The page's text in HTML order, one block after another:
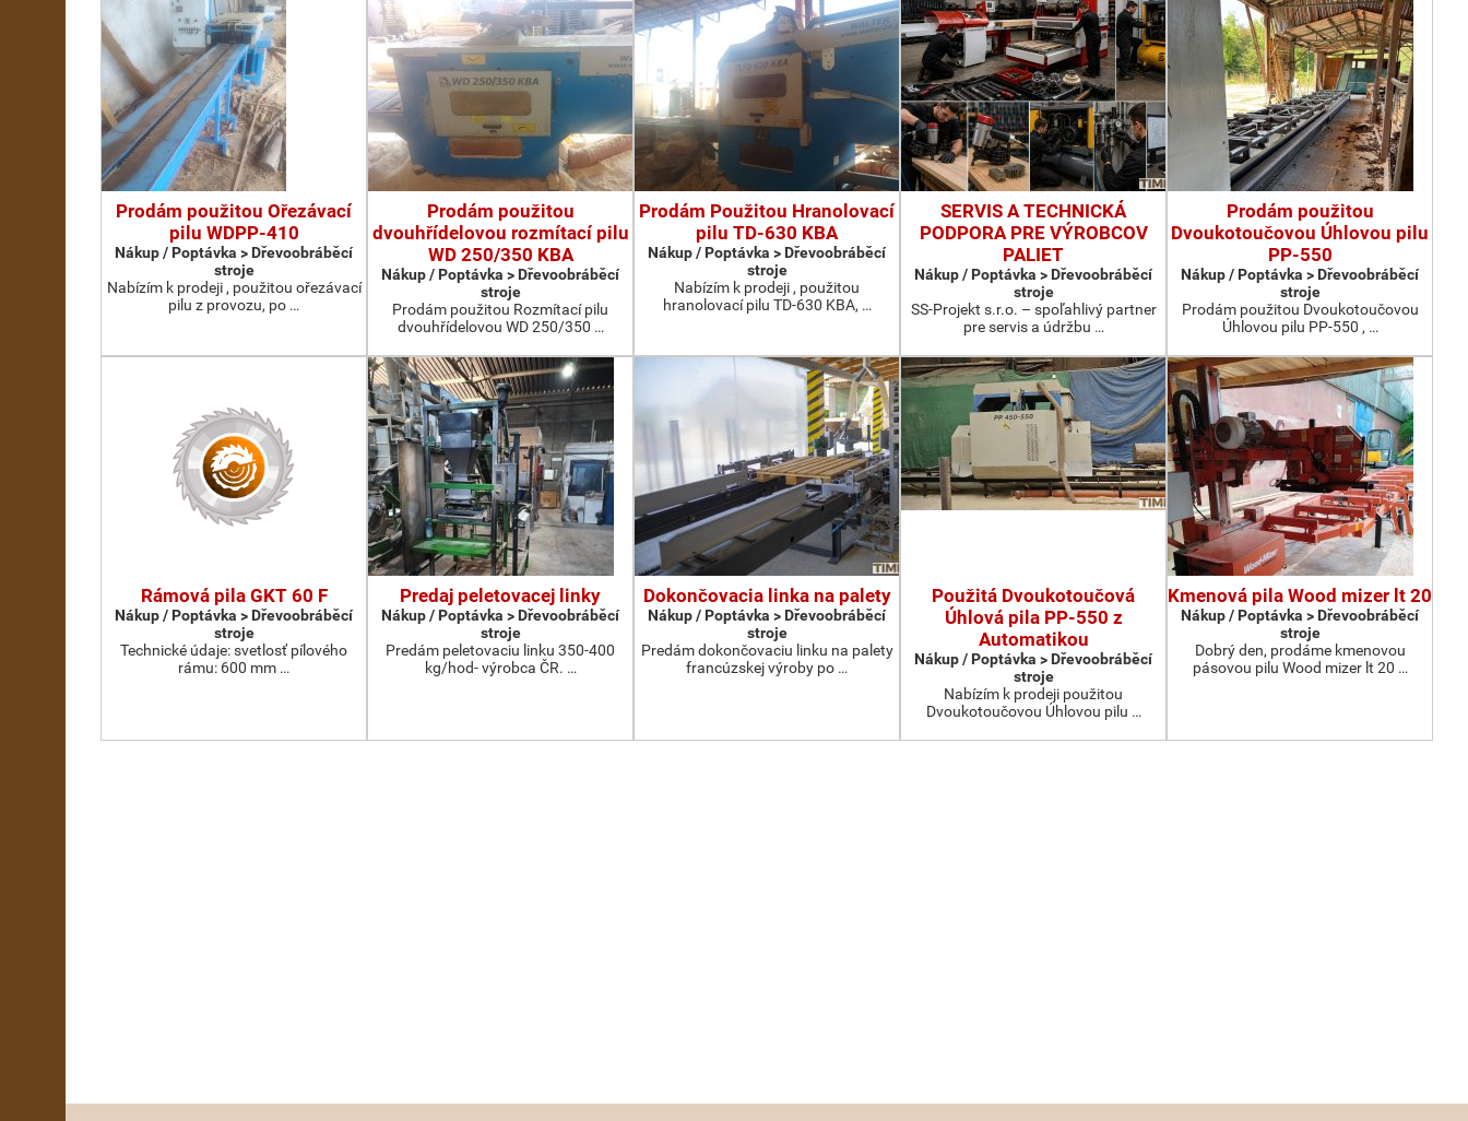
Prodám použitou Ořezávací
pilu WDPP-410
Nákup / Poptávka > Dřevoobráběcí
stroje
Nabízím k prodeji , použitou ořezávací
pilu z provozu, po …
Prodám použitou
dvouhřídelovou rozmítací pilu
WD 250/350 KBA
Nákup / Poptávka > Dřevoobráběcí
stroje
Prodám použitou Rozmítací pilu
dvouhřídelovou WD 250/350 …
Prodám Použitou Hranolovací
pilu TD-630 KBA
Nákup / Poptávka > Dřevoobráběcí
stroje
Nabízím k prodeji , použitou
hranolovací pilu TD-630 KBA, …
SERVIS A TECHNICKÁ
PODPORA PRE VÝROBCOV
PALIET
Nákup / Poptávka > Dřevoobráběcí
stroje
SS-Projekt s.r.o. – spoľahlivý partner
pre servis a údržbu …
Prodám použitou
Dvoukotoučovou Úhlovou pilu
PP-550
Nákup / Poptávka > Dřevoobráběcí
stroje
Prodám použitou Dvoukotoučovou
Úhlovou pilu PP-550 , …
Rámová pila GKT 60 F
Nákup / Poptávka > Dřevoobráběcí
stroje
Technické údaje: svetlosť pílového
rámu: 600 mm …
Predaj peletovacej linky
Nákup / Poptávka > Dřevoobráběcí
stroje
Predám peletovaciu linku 350-400
kg/hod- výrobca ČR. …
Dokončovacia linka na palety
Nákup / Poptávka > Dřevoobráběcí
stroje
Predám dokončovaciu linku na palety
francúzskej výroby po …
Použitá Dvoukotoučová
Úhlová pila PP-550 z
Automatikou
Nákup / Poptávka > Dřevoobráběcí
stroje
Nabízím k prodeji použitou
Dvoukotoučovou Úhlovou pilu …
Kmenová pila Wood mizer lt 20
Nákup / Poptávka > Dřevoobráběcí
stroje
Dobrý den, prodáme kmenovou
pásovou pilu Wood mizer lt 20 …